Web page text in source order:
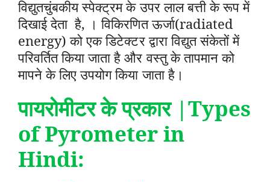
विद्युतचुंबकीय स्पेक्ट्रम के उपर लाल बत्ती के रूप में
दिखाई देता है, । विकिरणित ऊर्जा(radiated
energy) को एक डिटेक्टर द्वारा विद्युत संकेतों में
परिवर्तित किया जाता है और वस्तु के तापमान को
मापने के लिए उपयोग किया जाता है।
पायरोमीटर के प्रकार|Types
of Pyrometer in
Hindi: